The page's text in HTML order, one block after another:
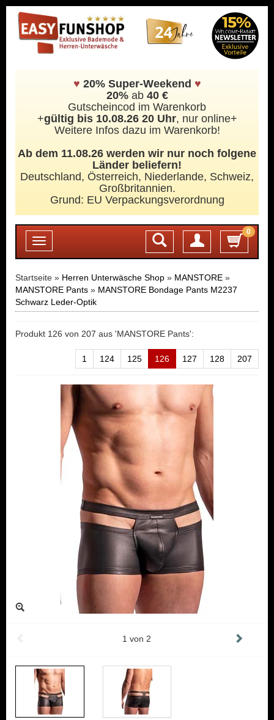
♥ 20% Super-Weekend ♥
20%ab 40 €
Gutscheincod im Warenkorb
+gültig bis 10.08.26 20 Uhr, nur online+
Weitere Infos dazu im Warenkorb!
Ab dem 11.08.26 werden wir nur noch folgene
Länder beliefern!
Deutschland, Österreich, Niederlande, Schweiz,
Großbritannien.
Grund: EU Verpackungsverordnung
Toggle
navigation
0
Login
Startseite » Herren Unterwäsche Shop » MANSTORE »
MANSTORE Pants » MANSTORE Bondage Pants M2237
Schwarz Leder-Optik
Produkt 126 von 207 aus 'MANSTORE Pants':
1 124 125 126 127 128 207
1 von 2